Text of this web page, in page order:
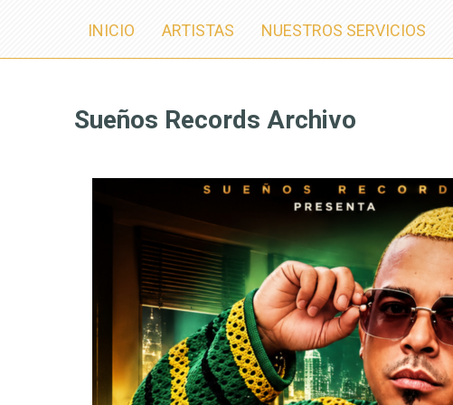
INICIO ARTISTAS NUESTROS SERVICIOS
Sueños Records Archivo